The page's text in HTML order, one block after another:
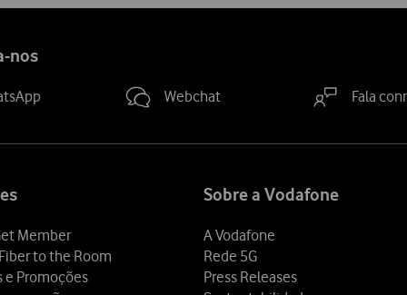
nos
Webchat Fala
Member
to the Room
e Promoções
Sobre a Vodafone
A Vodafone
Rede 5G
Press Releases